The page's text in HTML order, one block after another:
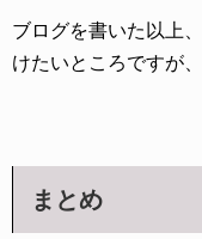
ブログを書いた以上
けたいところですが
まとめ